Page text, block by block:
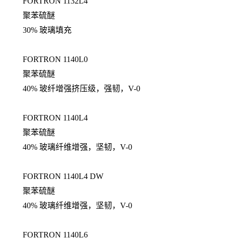
聚苯硫醚
30% 玻璃填充
FORTRON 1140L0
聚苯硫醚
40% 玻纤增强挤压级，强韧，V-0
FORTRON 1140L4
聚苯硫醚
40% 玻璃纤维增强，坚韧，V-0
FORTRON 1140L4 DW
聚苯硫醚
40% 玻璃纤维增强，坚韧，V-0
FORTRON 1140L6